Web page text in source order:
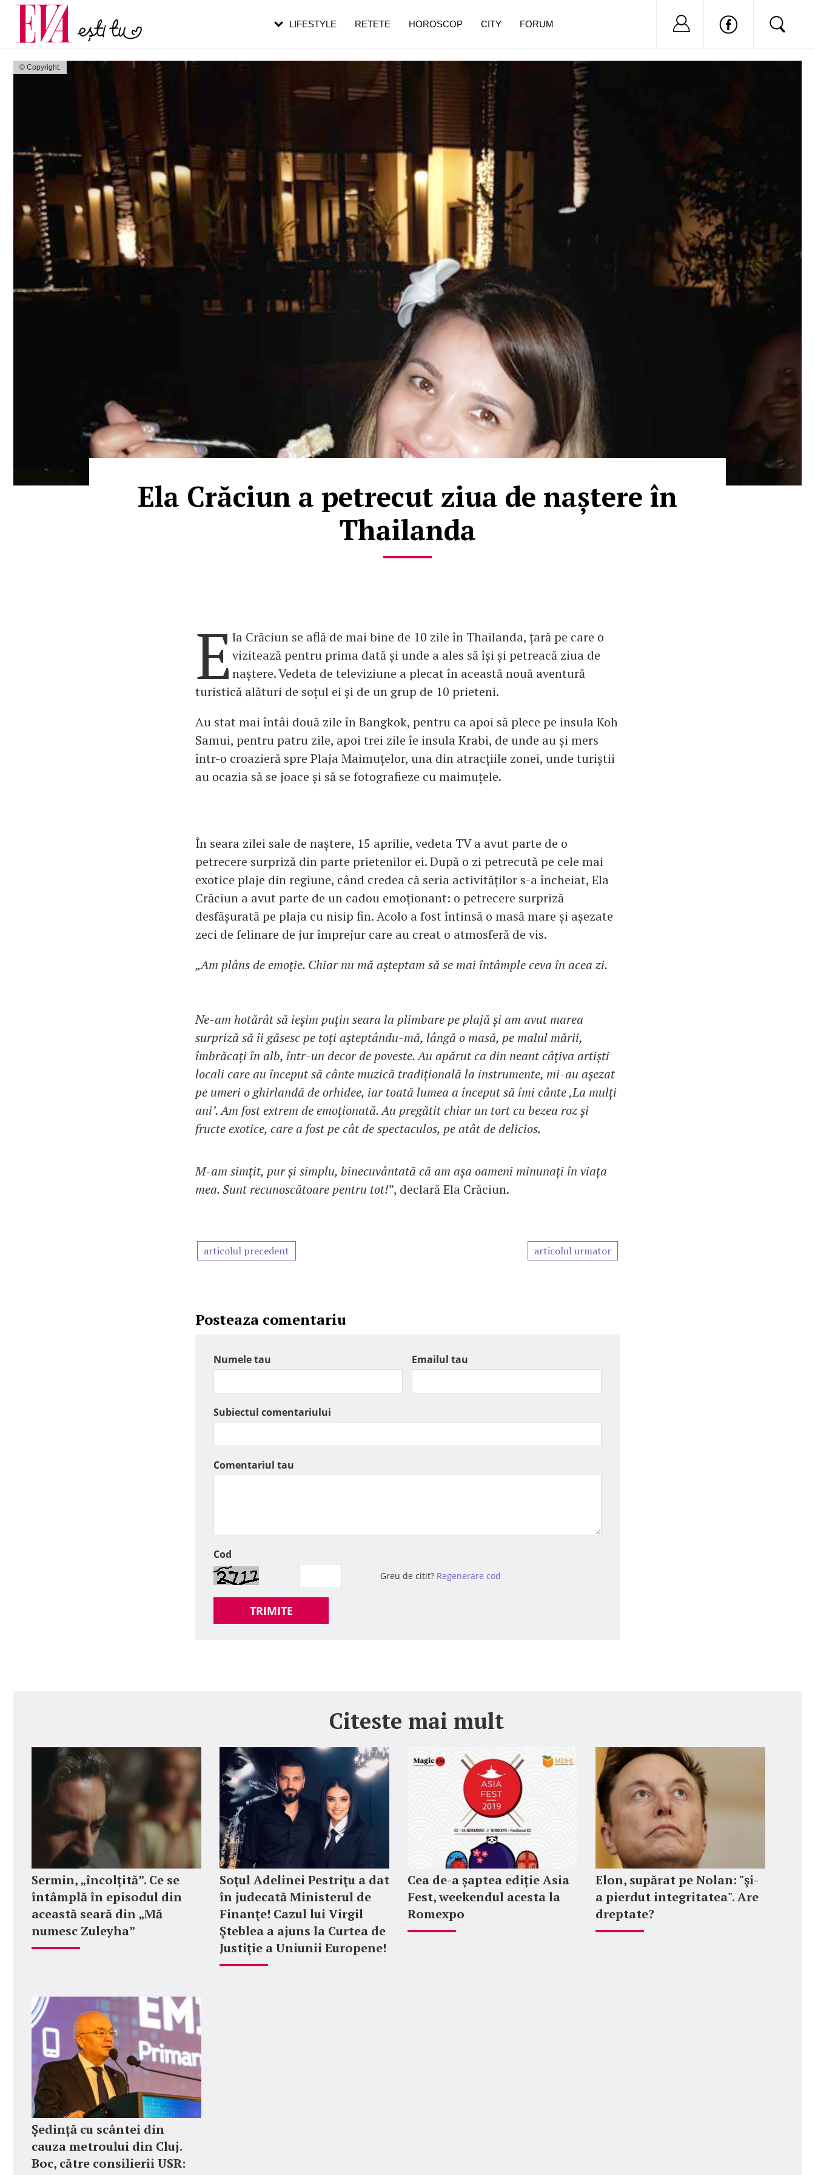
© Copyright:
Ela Crăciun a petrecut ziua de naștere în
Thailanda
E la Crăciun se află de mai bine de 10 zile în Thailanda, țară pe care o
vizitează pentru prima dată și unde a ales să își și petreacă ziua de
naștere. Vedeta de televiziune a plecat în această nouă aventură
turistică alături de soțul ei și de un grup de 10 prieteni.
Au stat mai întâi două zile în Bangkok, pentru ca apoi să plece pe insula Koh
Samui, pentru patru zile, apoi trei zile îe insula Krabi, de unde au și mers
într-o croazieră spre Plaja Maimuțelor, una din atracțiile zonei, unde turiștii
au ocazia să se joace și să se fotografieze cu maimuțele.
În seara zilei sale de naștere, 15 aprilie, vedeta TV a avut parte de o
petrecere surpriză din parte prietenilor ei. După o zi petrecută pe cele mai
exotice plaje din regiune, când credea că seria activităților s-a încheiat, Ela
Crăciun a avut parte de un cadou emoționant: o petrecere surpriză
desfășurată pe plaja cu nisip fin. Acolo a fost întinsă o masă mare și așezate
zeci de felinare de jur împrejur care au creat o atmosferă de vis.
„Am plâns de emoție. Chiar nu mă așteptam să se mai întâmple ceva în acea zi.
Ne-am hotărât să ieșim puțin seara la plimbare pe plajă și am avut marea
surpriză să îi găsesc pe toți așteptându-mă, lângă o masă, pe malul mării,
îmbrăcați în alb, într-un decor de poveste. Au apărut ca din neant câțiva artiști
locali care au început să cânte muzică tradițională la instrumente, mi-au așezat
pe umeri o ghirlandă de orhidee, iar toată lumea a început să îmi cânte ‚La mulți
ani’. Am fost extrem de emoționată. Au pregătit chiar un tort cu bezea roz și
fructe exotice, care a fost pe cât de spectaculos, pe atât de delicios.
M-am simțit, pur și simplu, binecuvântată că am așa oameni minunați în viața
mea. Sunt recunoscătoare pentru tot!”, declară Ela Crăciun.
articolul precedent articolul urmator
Posteaza comentariu
Numele tau Emailul tau
Subiectul comentariului
Comentariul tau
Cod
Greu de citit? Regenerare cod
TRIMITE
Citeste mai mult
Sermin, „încolțită”. Ce se
întâmplă în episodul din
această seară din „Mă
numesc Zuleyha”
Soţul Adelinei Pestriţu a dat
în judecată Ministerul de
Finanţe! Cazul lui Virgil
Şteblea a ajuns la Curtea de
Justiţie a Uniunii Europene!
Cea de-a șaptea ediție Asia
Fest, weekendul acesta la
Romexpo
Elon, supărat pe Nolan: "şi-
a pierdut integritatea". Are
dreptate?
Ședință cu scântei din
cauza metroului din Cluj.
Boc, către consilierii USR:
LIFESTYLE RETETE HOROSCOP CITY FORUM Nu ai cont?
Carieră
Actualitate
pe măsură ce înaintezi în vârstă